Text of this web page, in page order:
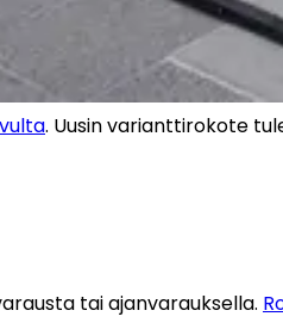
. Uusin varianttirokote
tai ajanvarauksella.